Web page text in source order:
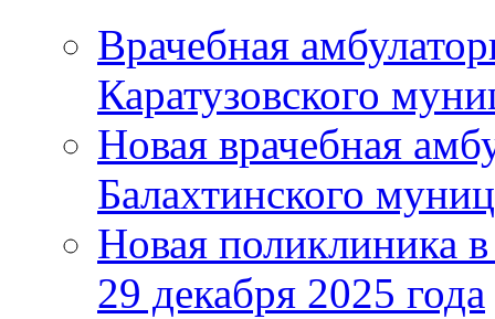
Врачебная
Каратузовского
Новая врачебная
Балахтинского
Новая поликлиника
29 декабря 2025 года